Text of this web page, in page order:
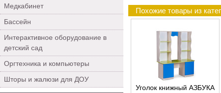
Медкабинет
Бассейн
Интерактивное оборудование в
детский сад
Оргтехника и компьютеры
Шторы и жалюзи для ДОУ
Похожие товары из
Уголок книжный АЗБУКА